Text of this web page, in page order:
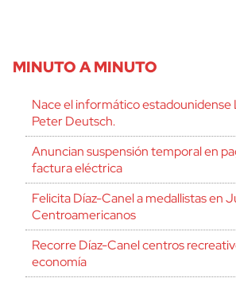
MINUTO A MINUTO
Nace el informático estadounidense
Peter Deutsch.
Anuncian suspensión temporal en
factura eléctrica
Felicita Díaz-Canel a medallistas en
Centroamericanos
Recorre Díaz-Canel centros
economía